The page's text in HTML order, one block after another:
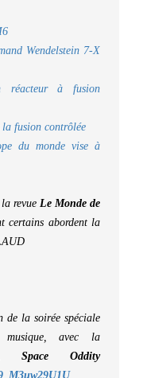
Wendelstein 7-X
réacteur à fusion
la fusion contrôlée
du monde vise à
revue Le Monde de
certains abordent la
de la soirée spéciale
avec la
Space Oddity